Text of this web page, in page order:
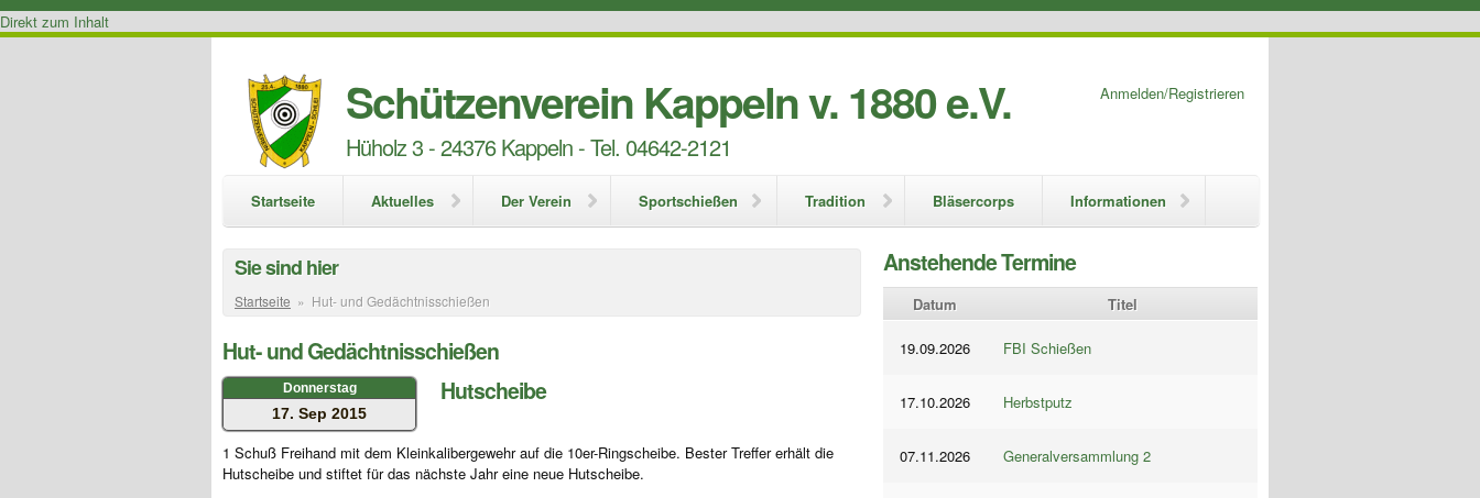
Direkt zum Inhalt
Schützenverein Kappeln v. 1880 e.V.
Hüholz 3 - 24376 Kappeln - Tel. 04642-2121
Anmelden/Registrieren
Startseite Aktuelles Der Verein Sportschießen Tradition Bläsercorps Informationen
Sie sind hier
Startseite » Hut- und Gedächtnisschießen
Hut- und Gedächtnisschießen
Donnerstag
17. Sep 2015
Hutscheibe
1 Schuß Freihand mit dem Kleinkalibergewehr auf die 10er-Ringscheibe. Bester Treffer erhält die
Hutscheibe und stiftet für das nächste Jahr eine neue Hutscheibe.
Anstehende Termine
Datum Titel
19.09.2026 FBI Schießen
17.10.2026 Herbstputz
07.11.2026 Generalversammlung 2